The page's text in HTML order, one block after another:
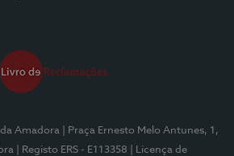
Amadora
| Praça Ernesto Melo Antunes, 1,
| Registo ERS - E113358
| Licença de